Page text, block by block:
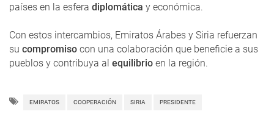
países en la esfera diplomática y económica.
Con estos intercambios, Emiratos Árabes y Siria refuerzan
su compromiso con una colaboración que beneficie a sus
pueblos y contribuya al equilibrio en la región.
EMIRATOS COOPERACIÓN SIRIA PRESIDENTE